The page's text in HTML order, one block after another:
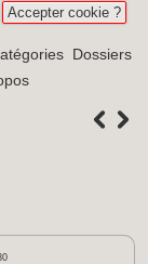
Accepter cookie ?
Dossiers